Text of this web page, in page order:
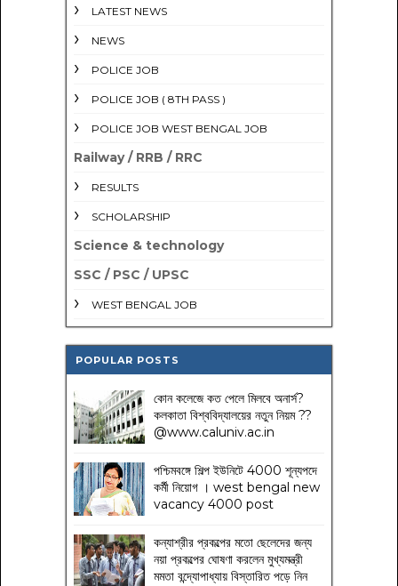
LATEST NEWS
NEWS
POLICE JOB
POLICE JOB ( 8TH PASS )
POLICE JOB WEST BENGAL JOB
Railway / RRB / RRC
RESULTS
SCHOLARSHIP
Science & technology
SSC / PSC / UPSC
WEST BENGAL JOB
POPULAR POSTS
কোন কলেজে কত পেলে মিলবে অনার্স?
কলকাতা বিশ্ববিদ্যালয়ের নতুন নিয়ম??
@www.caluniv.ac.in
পশ্চিমবঙ্গে শিল্প ইউনিটে 4000 শূন্যপদে
কর্মী নিয়োগ । west bengal new
vacancy 4000 post
কন্যাশ্রীর প্রকল্পের মতো ছেলেদের জন্য
নয়া প্রকল্পের ঘোষণা করলেন মুখ্যমন্ত্রী
মমতা বন্দ্যোপাধ্যায় বিস্তারিত পড়ে নিন